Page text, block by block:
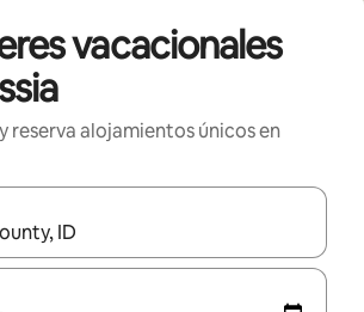
vacacionales
reserva alojamientos únicos en
resultados estén disponibles, navega con